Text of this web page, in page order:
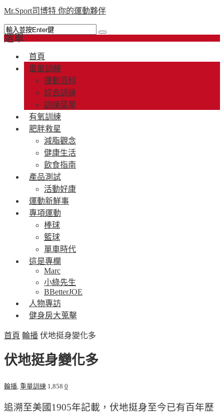
Mr.Sport司博特 你的運動夥伴
選單
首頁
重量訓練
運動百科
綜合訓練
訓練菜單
有氧訓練
肥胖救星
減脂觀念
健康生活
飲食指南
產品測試
活動好康
運動新鮮事
專項運動
棒球
籃球
單車時代
這是專欄
Marc
小綠先生
BBetterJOE
人物專訪
健身房大蒐擊
首頁 輪播 伏地挺身變化多
伏地挺身變化多
輪播 重量訓練 1,858 0
追溯至美國1905年記載，伏地挺身至今已有百年歷